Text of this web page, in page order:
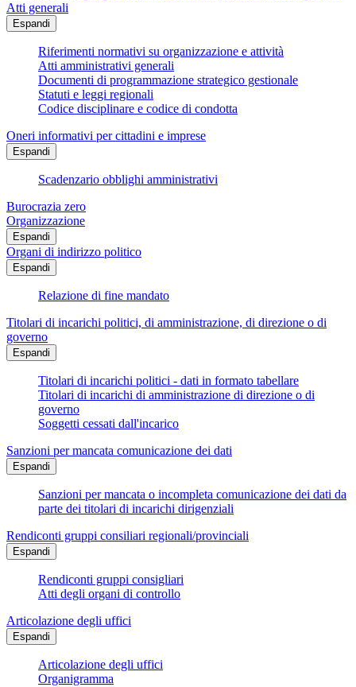
Atti generali
Espandi
Riferimenti normativi su organizzazione e attività
Atti amministrativi generali
Documenti di programmazione strategico gestionale
Statuti e leggi regionali
Codice disciplinare e codice di condotta
Oneri informativi per cittadini e imprese
Espandi
Scadenzario obblighi amministrativi
Burocrazia zero
Organizzazione
Espandi
Organi di indirizzo politico
Espandi
Relazione di fine mandato
Titolari di incarichi politici, di amministrazione, di direzione o di
governo
Espandi
Titolari di incarichi politici - dati in formato tabellare
Titolari di incarichi di amministrazione di direzione o di
governo
Soggetti cessati dall'incarico
Sanzioni per mancata comunicazione dei dati
Espandi
Sanzioni per mancata o incompleta comunicazione dei dati da
parte dei titolari di incarichi dirigenziali
Rendiconti gruppi consiliari regionali/provinciali
Espandi
Rendiconti gruppi consigliari
Atti degli organi di controllo
Articolazione degli uffici
Espandi
Articolazione degli uffici
Organigramma